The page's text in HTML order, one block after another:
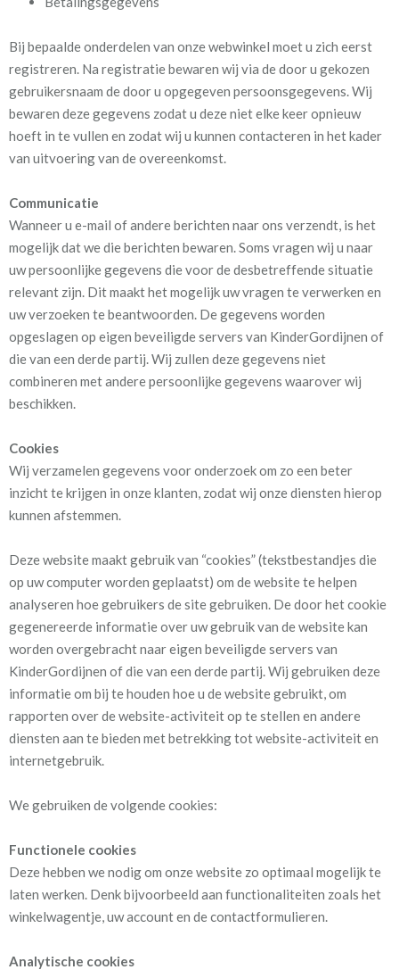
Bij bepaalde onderdelen van onze webwinkel moet u zich eerst
registreren. Na registratie bewaren wij via de door u gekozen
gebruikersnaam de door u opgegeven persoonsgegevens. Wij
bewaren deze gegevens zodat u deze niet elke keer opnieuw
hoeft in te vullen en zodat wij u kunnen contacteren in het kader
van uitvoering van de overeenkomst.
Communicatie
Wanneer u e-mail of andere berichten naar ons verzendt, is het
mogelijk dat we die berichten bewaren. Soms vragen wij u naar
uw persoonlijke gegevens die voor de desbetreffende situatie
relevant zijn. Dit maakt het mogelijk uw vragen te verwerken en
uw verzoeken te beantwoorden. De gegevens worden
opgeslagen op eigen beveiligde servers van KinderGordijnen of
die van een derde partij. Wij zullen deze gegevens niet
combineren met andere persoonlijke gegevens waarover wij
beschikken.
Cookies
Wij verzamelen gegevens voor onderzoek om zo een beter
inzicht te krijgen in onze klanten, zodat wij onze diensten hierop
kunnen afstemmen.
Deze website maakt gebruik van “cookies” (tekstbestandjes die
op uw computer worden geplaatst) om de website te helpen
analyseren hoe gebruikers de site gebruiken. De door het cookie
gegenereerde informatie over uw gebruik van de website kan
worden overgebracht naar eigen beveiligde servers van
KinderGordijnen of die van een derde partij. Wij gebruiken deze
informatie om bij te houden hoe u de website gebruikt, om
rapporten over de website-activiteit op te stellen en andere
diensten aan te bieden met betrekking tot website-activiteit en
internetgebruik.
We gebruiken de volgende cookies:
Functionele cookies
Deze hebben we nodig om onze website zo optimaal mogelijk te
laten werken. Denk bijvoorbeeld aan functionaliteiten zoals het
winkelwagentje, uw account en de contactformulieren.
Analytische cookies